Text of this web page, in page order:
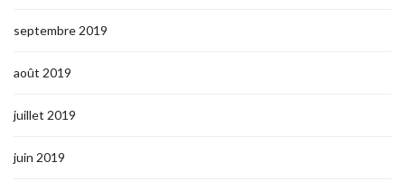
septembre 2019
août 2019
juillet 2019
juin 2019